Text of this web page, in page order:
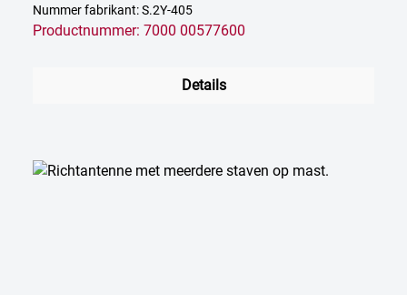
Nummer fabrikant: S.2Y-405
Productnummer: 7000 00577600
Details